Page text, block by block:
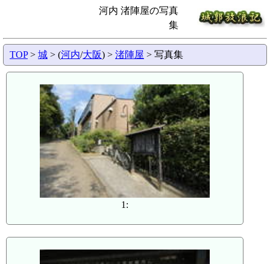
河内 渚陣屋の写真
集
TOP> 城 > (河内/大阪) > 渚陣屋 > 写真集
1: